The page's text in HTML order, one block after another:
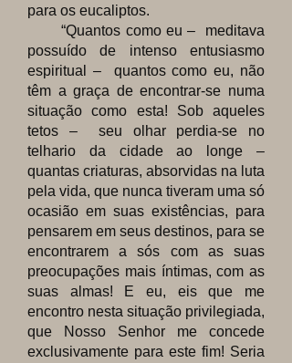
para os eucaliptos.
“Quantos como eu – meditava
possuído de intenso entusiasmo
espiritual – quantos como eu, não
têm a graça de encontrar-se numa
situação como esta! Sob aqueles
tetos – seu olhar perdia-se no
telhario da cidade ao longe –
quantas criaturas, absorvidas na luta
pela vida, que nunca tiveram uma só
ocasião em suas existências, para
pensarem em seus destinos, para se
encontrarem a sós com as suas
preocupações mais íntimas, com as
suas almas! E eu, eis que me
encontro nesta situação privilegiada,
que Nosso Senhor me concede
exclusivamente para este fim! Seria